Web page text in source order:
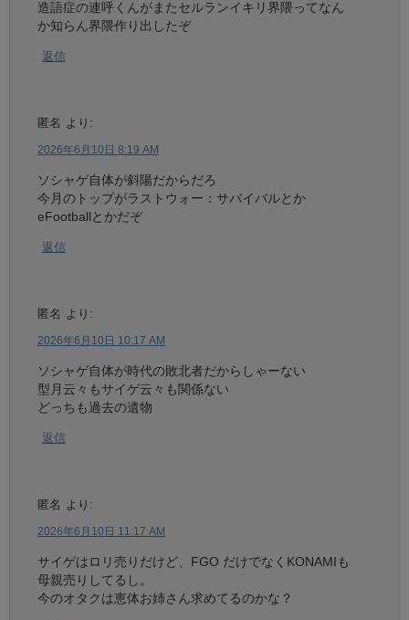
造語症の連呼くんがまたセルランイキリ界隈ってなん
か知らん界隈作り出したぞ
返信
匿名 より:
2026年6月10日 8:19 AM
ソシャゲ自体が斜陽だからだろ
今月のトップがラストウォー：サバイバルとか
eFootballとかだぞ
返信
匿名 より:
2026年6月10日 10:17 AM
ソシャゲ自体が時代の敗北者だからしゃーない
型月云々もサイゲ云々も関係ない
どっちも過去の遺物
返信
匿名 より:
2026年6月10日 11:17 AM
サイゲはロリ売りだけど、FGO だけでなくKONAMIも
母親売りしてるし。
今のオタクは恵体お姉さん求めてるのかな？